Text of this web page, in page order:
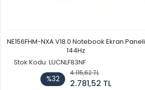
NE156FHM-NXA V18.0 Notebook Ekran Paneli
144Hz
Stok Kodu: LUCNLF83NF
%32
4.115,62 TL
2.781,52 TL